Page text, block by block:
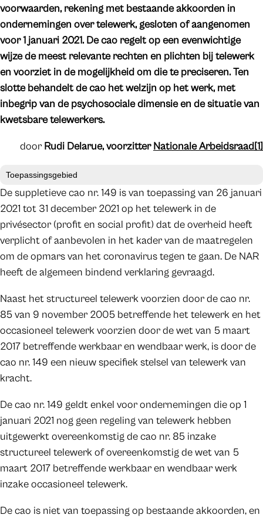
voorwaarden, rekening met bestaande akkoorden in
ondernemingen over telewerk, gesloten of aangenomen
voor 1 januari 2021. De cao regelt op een evenwichtige
wijze de meest relevante rechten en plichten bij telewerk
en voorziet in de mogelijkheid om die te preciseren. Ten
slotte behandelt de cao het welzijn op het werk, met
inbegrip van de psychosociale dimensie en de situatie van
kwetsbare telewerkers.
door Rudi Delarue, voorzitterNationale Arbeidsraad[1]
Toepassingsgebied
De suppletieve cao nr. 149 is van toepassing van 26 januari
2021 tot 31 december 2021 op het telewerk in de
privésector (profit en social profit) dat de overheid heeft
verplicht of aanbevolen in het kader van de maatregelen
om de opmars van het coronavirus tegen te gaan. De NAR
heeft de algemeen bindend verklaring gevraagd.
Naast het structureel telewerk voorzien door de cao nr.
85 van 9 november 2005 betreffende het telewerk en het
occasioneel telewerk voorzien door de wet van 5 maart
2017 betreffende werkbaar en wendbaar werk, is door de
cao nr. 149 een nieuw specifiek stelsel van telewerk van
kracht.
De cao nr. 149 geldt enkel voor ondernemingen die op 1
januari 2021 nog geen regeling van telewerk hebben
uitgewerkt overeenkomstig de cao nr. 85 inzake
structureel telewerk of overeenkomstig de wet van 5
maart 2017 betreffende werkbaar en wendbaar werk
inzake occasioneel telewerk.
De cao is niet van toepassing op bestaande akkoorden, en